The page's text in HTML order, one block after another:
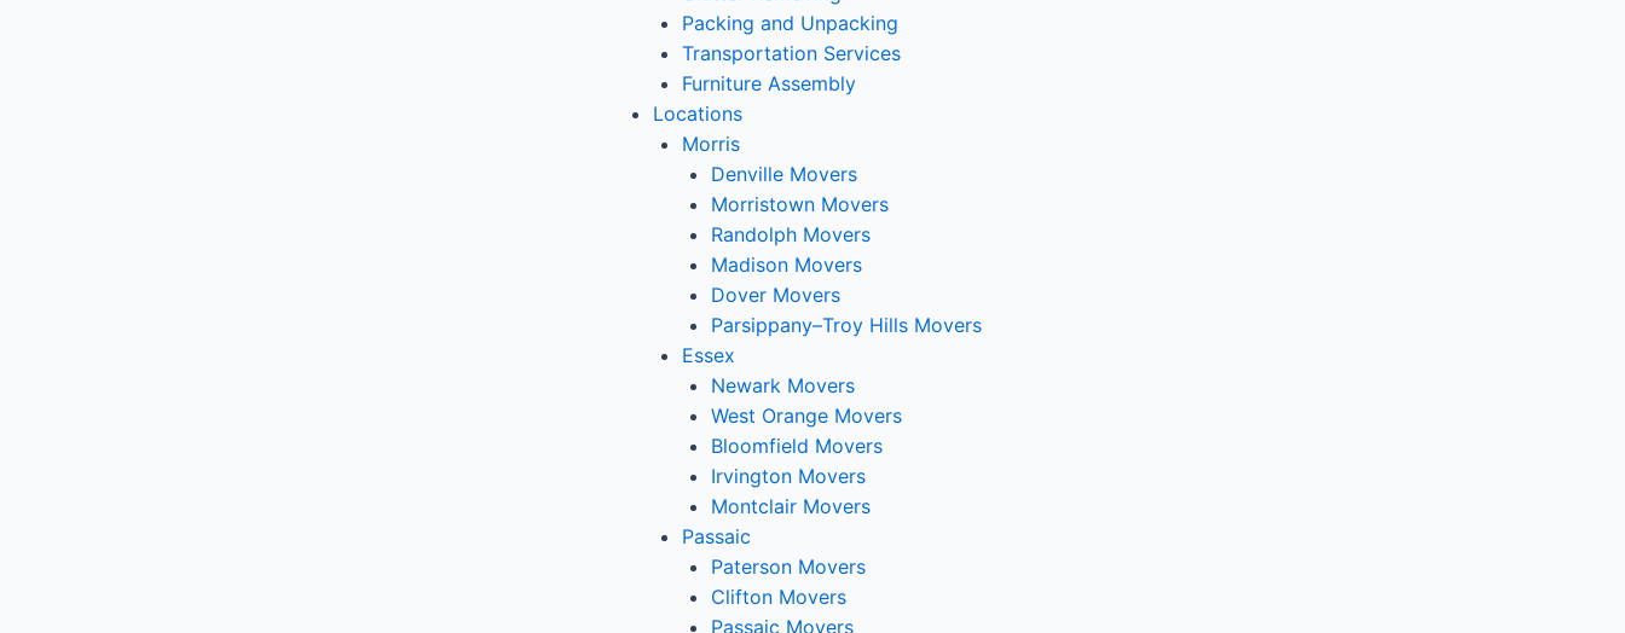
Packing and Unpacking
Transportation Services
Furniture Assembly
Locations
Morris
Denville Movers
Morristown Movers
Randolph Movers
Madison Movers
Dover Movers
Parsippany–Troy Hills Movers
Essex
Newark Movers
West Orange Movers
Bloomfield Movers
Irvington Movers
Montclair Movers
Passaic
Paterson Movers
Clifton Movers
Passaic Movers